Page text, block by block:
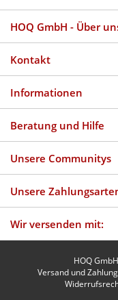
HOQ GmbH - Über
Kontakt
Informationen
Beratung und Hilfe
Unsere Communitys
Unsere
Wir versenden mit:
HOQ
Versand und